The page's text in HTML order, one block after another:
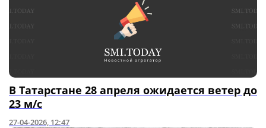
В Татарстане 28 апреля ожидается ветер до
23 м/с
27-04-2026, 12:47